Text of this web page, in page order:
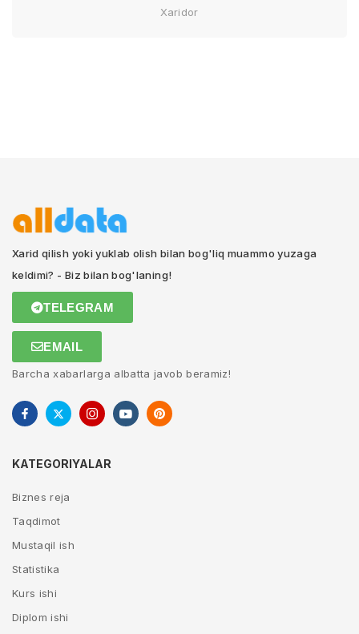
Xaridor
Xarid qilish yoki yuklab olish bilan bog'liq muammo yuzaga
keldimi? - Biz bilan bog'laning!
TELEGRAM
EMAIL
Barcha xabarlarga albatta javob beramiz!
KATEGORIYALAR
Biznes reja
Taqdimot
Mustaqil ish
Statistika
Kurs ishi
Diplom ishi